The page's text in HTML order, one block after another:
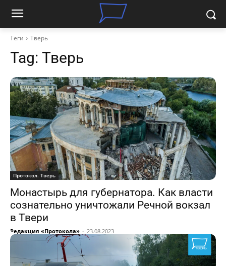
Теги Тверь
Tag: Тверь
Протокол. Тверь
Монастырь для губернатора. Как власти
сознательно уничтожали Речной вокзал
в Твери
Редакция «Протокола» - 23.08.2023